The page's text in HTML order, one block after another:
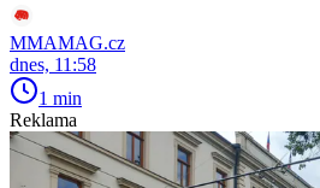
MMAMAG.cz
dnes, 11:58
1 min
Reklama